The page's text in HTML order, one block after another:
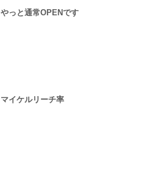
やっと通常OPENです
マイケルリーチ率